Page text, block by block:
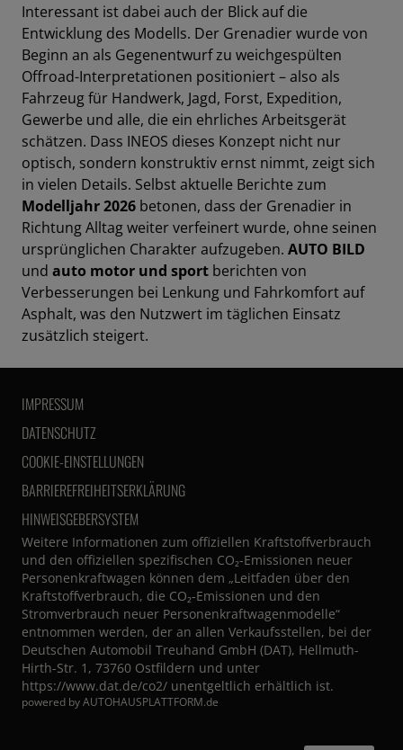
Interessant ist dabei auch der Blick auf die
Entwicklung des Modells. Der Grenadier wurde von
Beginn an als Gegenentwurf zu weichgespülten
Offroad-Interpretationen positioniert – also als
Fahrzeug für Handwerk, Jagd, Forst, Expedition,
Gewerbe und alle, die ein ehrliches Arbeitsgerät
schätzen. Dass INEOS dieses Konzept nicht nur
optisch, sondern konstruktiv ernst nimmt, zeigt sich
in vielen Details. Selbst aktuelle Berichte zum
Modelljahr 2026 betonen, dass der Grenadier in
Richtung Alltag weiter verfeinert wurde, ohne seinen
ursprünglichen Charakter aufzugeben. AUTO BILD
und auto motor und sport berichten von
Verbesserungen bei Lenkung und Fahrkomfort auf
Asphalt, was den Nutzwert im täglichen Einsatz
zusätzlich steigert.
IMPRESSUM
DATENSCHUTZ
COOKIE-EINSTELLUNGEN
BARRIEREFREIHEITSERKLÄRUNG
HINWEISGEBERSYSTEM
Weitere Informationen zum offiziellen Kraftstoffverbrauch
und den offiziellen spezifischen CO₂-Emissionen neuer
Personenkraftwagen können dem „Leitfaden über den
Kraftstoffverbrauch, die CO₂-Emissionen und den
Stromverbrauch neuer Personenkraftwagenmodelle“
entnommen werden, der an allen Verkaufsstellen, bei der
Deutschen Automobil Treuhand GmbH (DAT), Hellmuth-
Hirth-Str. 1, 73760 Ostfildern und unter
https://www.dat.de/co2/ unentgeltlich erhältlich ist.
powered byAUTOHAUSPLATTFORM.de